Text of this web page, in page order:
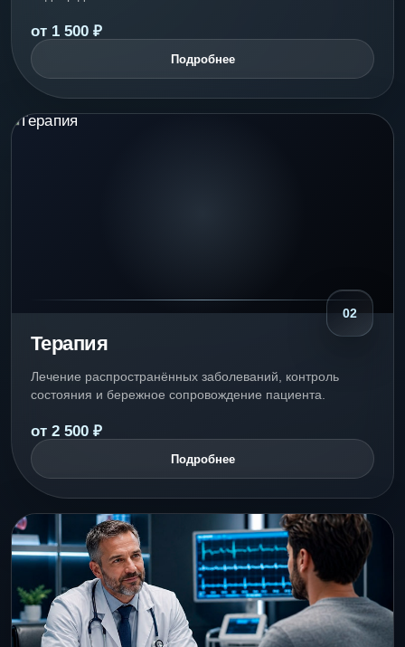
от 1 500 ₽
Подробнее
02
Терапия
Лечение распространённых заболеваний, контроль
состояния и бережное сопровождение пациента.
от 2 500 ₽
Подробнее